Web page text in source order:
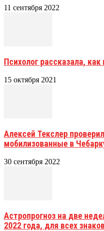
11 сентября 2022
Психолог рассказала,
15 октября 2021
Алексей Текслер
мобилизованные в
30 сентября 2022
Астропрогноз на две
2022 года, для всех